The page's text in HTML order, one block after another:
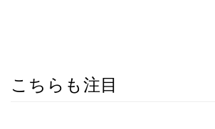
こちらも注目